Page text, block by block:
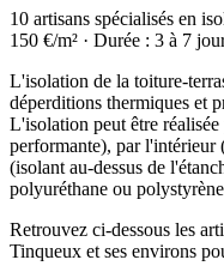
10 artisans spécialisés en
150 €/m² · Durée : 3 à 7
L'isolation de la toiture-
déperditions thermiques et
L'isolation peut être
performante), par l'intérieur
(isolant au-dessus de
polyuréthane ou
Retrouvez ci-dessous les
Tinqueux et ses environs